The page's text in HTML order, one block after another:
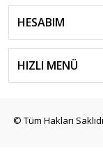
HESABIM
HIZLI MENÜ
© Tüm Hakları